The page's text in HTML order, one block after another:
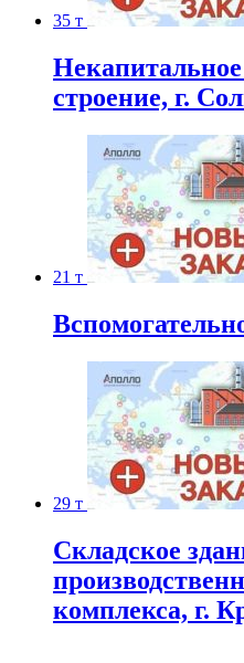
35 т
Некапитальное
строение, г.
21 т
29 т
Складское
комплекса, г.